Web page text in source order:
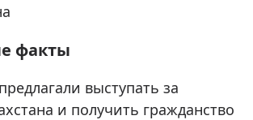
факты
выступать за
и получить гражданство